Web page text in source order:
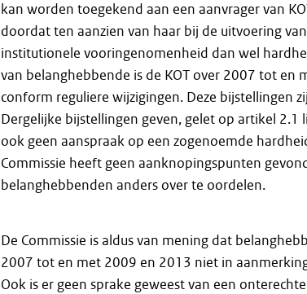
kan worden toegekend aan een aanvrager van
doordat ten aanzien van haar bij de uitvoering
institutionele vooringenomenheid dan wel
van belanghebbende is de KOT over 2007 tot en
conform reguliere wijzigingen. Deze bijstellingen
Dergelijke bijstellingen geven, gelet op artikel 2.1
ook geen aanspraak op een zogenoemde
Commissie heeft geen aanknopingspunten
belanghebbenden anders over te oordelen.
De Commissie is aldus van mening dat
2007 tot en met 2009 en 2013 niet in
Ook is er geen sprake geweest van een